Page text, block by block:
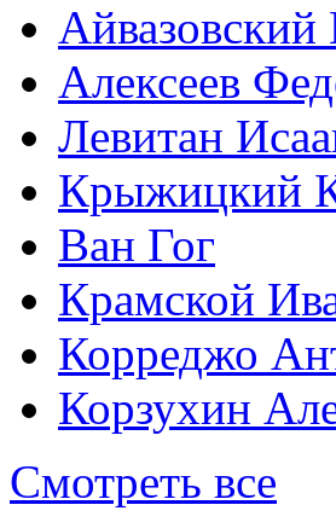
Айвазовский
Алексеев
Левитан
Крыжицкий
Ван Гог
Крамской
Корреджо
Корзухин
Смотреть все